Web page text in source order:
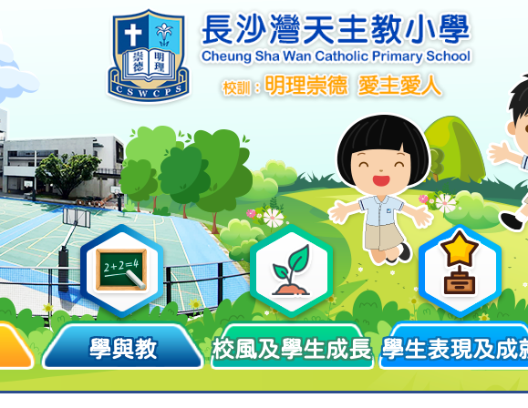
學與教 校風及學生成長 學生表現及成